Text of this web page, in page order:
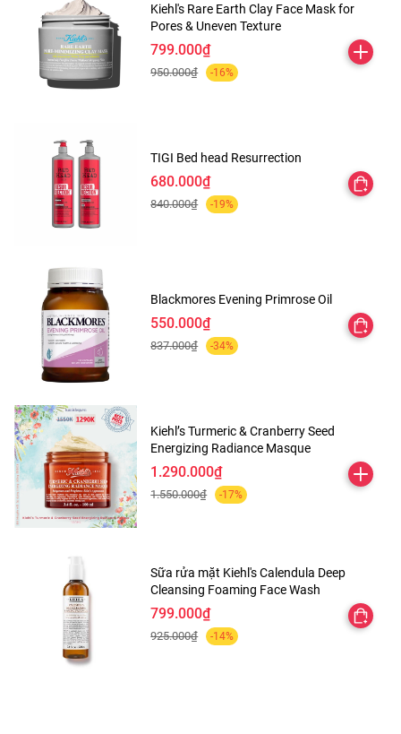
\n \n
\n
Cách dùng
\nSử dụng sau khi đã làm sạch da. \n \nDùng tăm bông
chấm trực tiếp tinh dầu lên vùng da bị mụn. \n \n
Kiehl's Rare Earth Clay Face Mask for
Pores & Uneven Texture
799.000₫
950.000₫ -16%
TIGI Bed head Resurrection
680.000₫
840.000₫ -19%
Blackmores Evening Primrose Oil
550.000₫
837.000₫ -34%
Kiehl’s Turmeric & Cranberry Seed
Energizing Radiance Masque
1.290.000₫
1.550.000₫ -17%
Sữa rửa mặt Kiehl's Calendula Deep
Cleansing Foaming Face Wash
799.000₫
925.000₫ -14%